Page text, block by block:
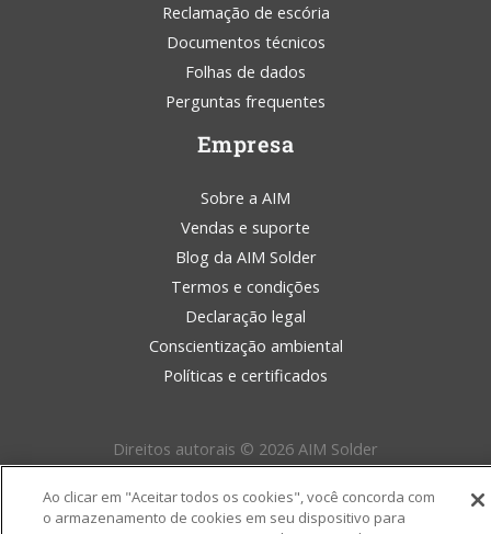
Reclamação de escória
Documentos técnicos
Folhas de dados
Perguntas frequentes
Empresa
Sobre a AIM
Vendas e suporte
Blog da AIM Solder
Termos e condições
Declaração legal
Conscientização ambiental
Políticas e certificados
Direitos autorais © 2026 AIM Solder
Ao clicar em "Aceitar todos os cookies", você concorda com
o armazenamento de cookies em seu dispositivo para